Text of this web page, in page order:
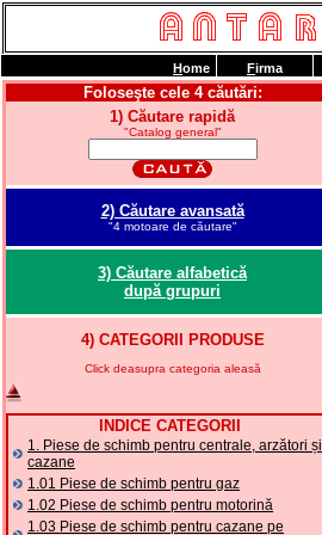
Foloseşte cele 4 căutări:
1) Căutare rapidă
"Catalog general"
2) Căutare avansată
"4 motoare de căutare"
3) Căutare alfabetică
după grupuri
4) CATEGORII PRODUSE
Click deasupra categoria aleasă
INDICE CATEGORII
1. Piese de schimb pentru centrale, arzători și
cazane
1.01 Piese de schimb pentru gaz
1.02 Piese de schimb pentru motorină
1.03 Piese de schimb pentru cazane pe
Home Firma